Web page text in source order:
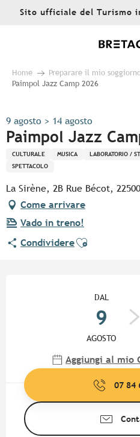
AllerSito ufficiale del Turismo
Home Preparare il mio
Paimpol Jazz Camp 2026
9 agosto > 14 agosto
Paimpol Jazz
CULTURALE MUSICA LABORATORIO /
SPETTACOLO
La Sirène, 2B Rue Bécot,
Come arrivare
Vado in treno!
CondividereAjouter aux
DAL
9
AGOSTO
Aggiungi al mio
07 84